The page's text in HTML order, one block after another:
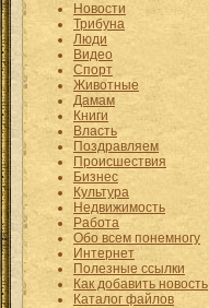
Новости
Трибуна
Люди
Видео
Спорт
Животные
Дамам
Книги
Власть
Поздравляем
Происшествия
Бизнес
Культура
Недвижимость
Работа
Обо всем понемногу
Интернет
Полезные ссылки
Как добавить новость
Каталог файлов